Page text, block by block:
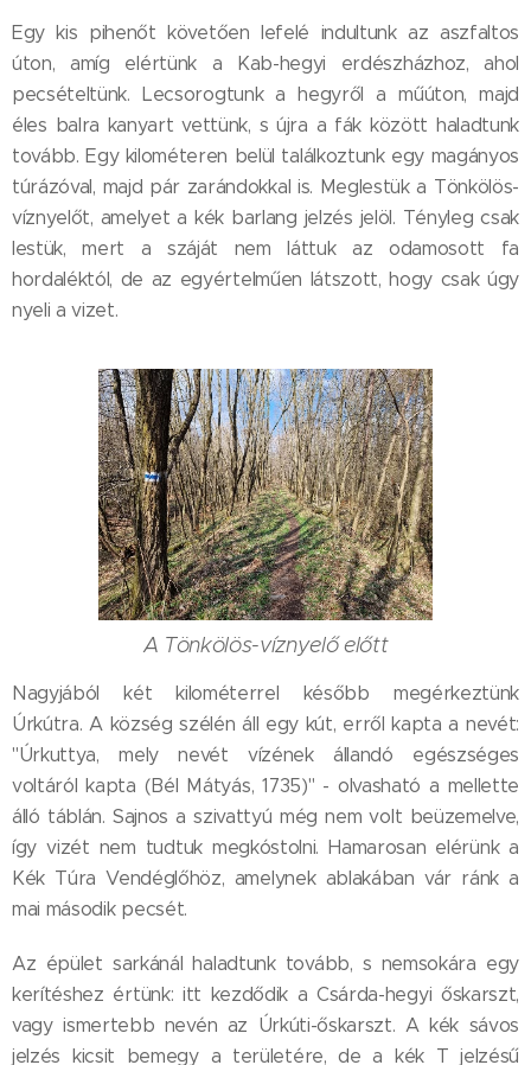
Egy kis pihenőt követően lefelé indultunk az aszfaltos
úton, amíg elértünk a Kab-hegyi erdészházhoz, ahol
pecsételtünk. Lecsorogtunk a hegyről a műúton, majd
éles balra kanyart vettünk, s újra a fák között haladtunk
tovább. Egy kilométeren belül találkoztunk egy magányos
túrázóval, majd pár zarándokkal is. Meglestük a Tönkölös-
víznyelőt, amelyet a kék barlang jelzés jelöl. Tényleg csak
lestük, mert a száját nem láttuk az odamosott fa
hordaléktól, de az egyértelműen látszott, hogy csak úgy
nyeli a vizet.
A Tönkölös-víznyelő előtt
Nagyjából két kilométerrel később megérkeztünk
Úrkútra. A község szélén áll egy kút, erről kapta a nevét:
"Úrkuttya, mely nevét vízének állandó egészséges
voltáról kapta (Bél Mátyás, 1735)" - olvasható a mellette
álló táblán. Sajnos a szivattyú még nem volt beüzemelve,
így vizét nem tudtuk megkóstolni. Hamarosan elérünk a
Kék Túra Vendéglőhöz, amelynek ablakában vár ránk a
mai második pecsét.
Az épület sarkánál haladtunk tovább, s nemsokára egy
kerítéshez értünk: itt kezdődik a Csárda-hegyi őskarszt,
vagy ismertebb nevén az Úrkúti-őskarszt. A kék sávos
jelzés kicsit bemegy a területére, de a kék T jelzésű